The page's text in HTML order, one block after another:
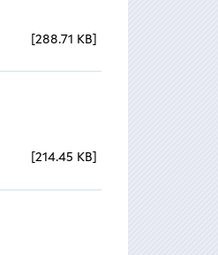
288.71 KB
214.45 KB